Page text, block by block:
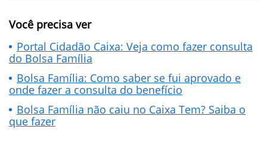
Você precisa ver
Portal Cidadão Caixa: Veja como fazer consulta
do Bolsa Família
Bolsa Família: Como saber se fui aprovado e
onde fazer a consulta do benefício
Bolsa Família não caiu no Caixa Tem? Saiba o
que fazer